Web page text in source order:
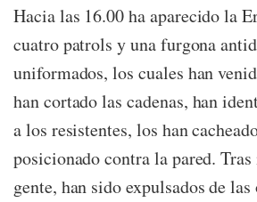
Hacia las 16.00 ha aparecido la
cuatro patrols y una furgona
uniformados, los cuales han
han cortado las cadenas, han
a los resistentes, los han
posicionado contra la pared.
gente, han sido expulsados de las